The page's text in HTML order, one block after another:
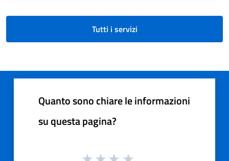
Tutti i servizi
Quanto sono chiare le informazioni
su questa pagina?